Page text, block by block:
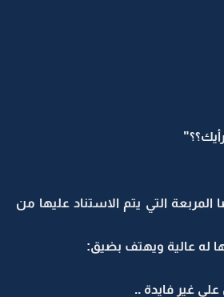
المربعة التي يتم الاستناد عليها من
له عالية ويهتف بضيق:
غير فايدة ..